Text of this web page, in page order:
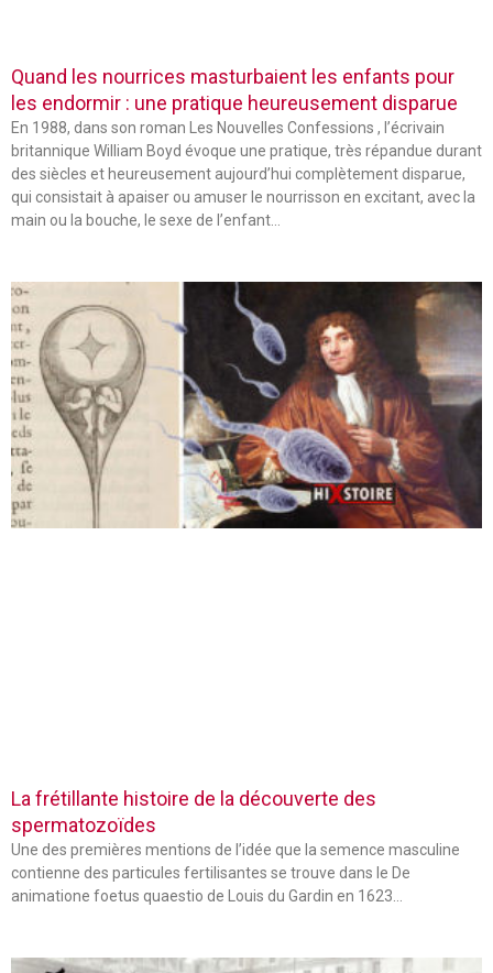
Quand les nourrices masturbaient les enfants pour
les endormir : une pratique heureusement disparue
En 1988, dans son roman Les Nouvelles Confessions , l’écrivain
britannique William Boyd évoque une pratique, très répandue durant
des siècles et heureusement aujourd’hui complètement disparue,
qui consistait à apaiser ou amuser le nourrisson en excitant, avec la
main ou la bouche, le sexe de l’enfant…
La frétillante histoire de la découverte des
spermatozoïdes
Une des premières mentions de l’idée que la semence masculine
contienne des particules fertilisantes se trouve dans le De
animatione foetus quaestio de Louis du Gardin en 1623…